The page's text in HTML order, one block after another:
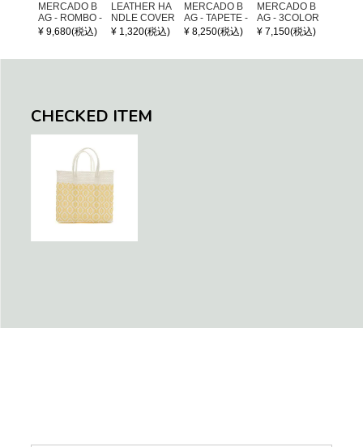
MERCADO B
AG - ROMBO -
LONG HANDL
¥ 9,680(税込)
LEATHER HA
NDLE COVER
¥ 1,320(税込)
MERCADO B
AG - TAPETE -
Black (S)
¥ 8,250(税込)
MERCADO B
AG - 3COLOR
S CHECK - Bl
¥ 7,150(税込)
CHECKED ITEM